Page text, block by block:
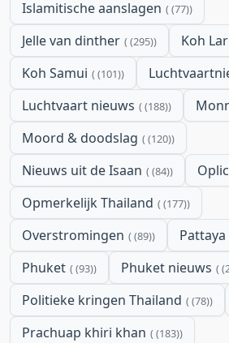
Islamitische aanslagen (77)
Jelle van dinther (295) Koh
Koh Samui (101)
Luchtvaart nieuws (188)
Moord & doodslag (120)
Nieuws uit de Isaan (84)
Opmerkelijk Thailand (177)
Overstromingen (89)
Phuket (93) Phuket nieuws
Politieke kringen Thailand (78)
Prachuap khiri khan (183)